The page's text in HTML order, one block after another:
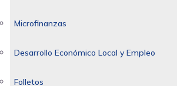
Microfinanzas
Desarrollo Económico Local y Empleo
Folletos